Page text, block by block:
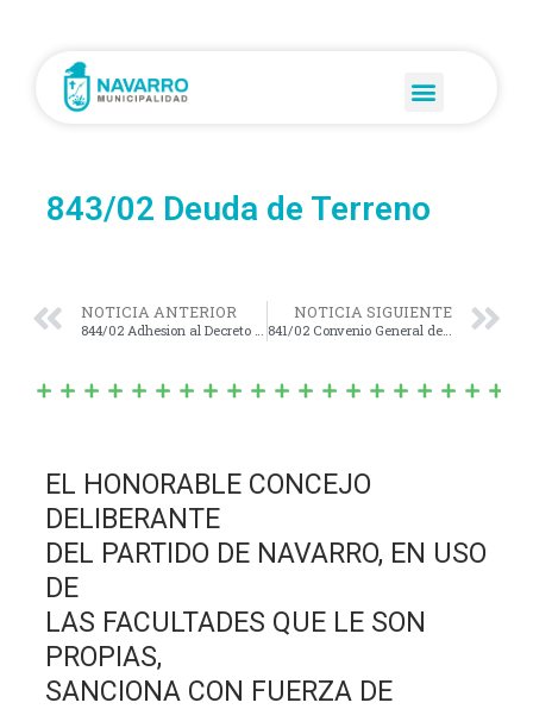
843/02 Deuda de Terreno
NOTICIA ANTERIOR
844/02 Adhesion al Decreto Provincial Nº 1696/02
NOTICIA SIGUIENTE
841/02 Convenio General de Cultura
EL HONORABLE CONCEJO
DELIBERANTE
DEL PARTIDO DE NAVARRO, EN USO
DE
LAS FACULTADES QUE LE SON
PROPIAS,
SANCIONA CON FUERZA DE